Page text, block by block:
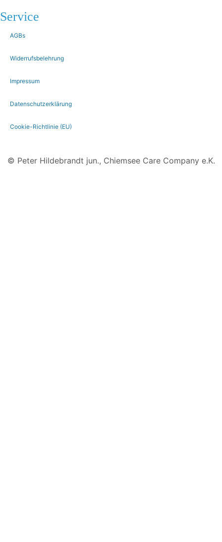
Service
AGBs
Widerrufsbelehrung
Impressum
Datenschutzerklärung
Cookie-Richtlinie (EU)
© Peter Hildebrandt jun., Chiemsee Care Company e.K.